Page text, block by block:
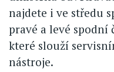
najdete i ve středu
pravé a levé spodní
které slouží
nástroje.